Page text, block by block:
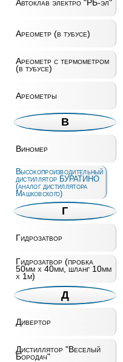
Автоклав электро "РБ-эл"
Ареометр (в тубусе)
Ареометр c термометром
(в тубусе)
Ареометры
В
Виномер
Высокопроизводительный
дистиллятор БУРАТИНО
(аналог дистиллятора
Машковского)
Г
Гидрозатвор
Гидрозатвор (пробка
50мм х 40мм, шланг 10мм
х 1м)
Д
Дивертор
Дистиллятор "Веселый
Бородач"